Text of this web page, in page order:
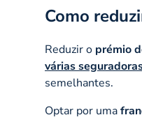
Como
Reduzir o prémio
várias
semelhantes.
Optar por uma